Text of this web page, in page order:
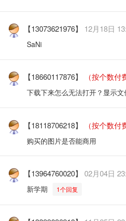
【13073621976】 12月18日
SaNi
【18660117876】 （按个数付
下载下来怎么无法打开？显示
【18118706218】 （按个数付
购买的图片是否能商用
【13964760020】02月04日
新学期 1个回复